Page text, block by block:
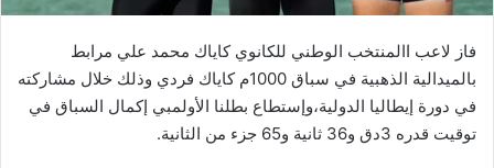
فاز لاعب االمنتخب الوطني للكانوي كاياك محمد علي مرابط
بالميدالية الذهبية في سباق 1000م كاياك فردي وذلك خلال مشاركته
في دورة إيطاليا الدولية،وإستطاع بطلنا الأولمبي إكمال السباق في
توقيت قدره 3دق و36 ثانية و65 جزء من الثانية.